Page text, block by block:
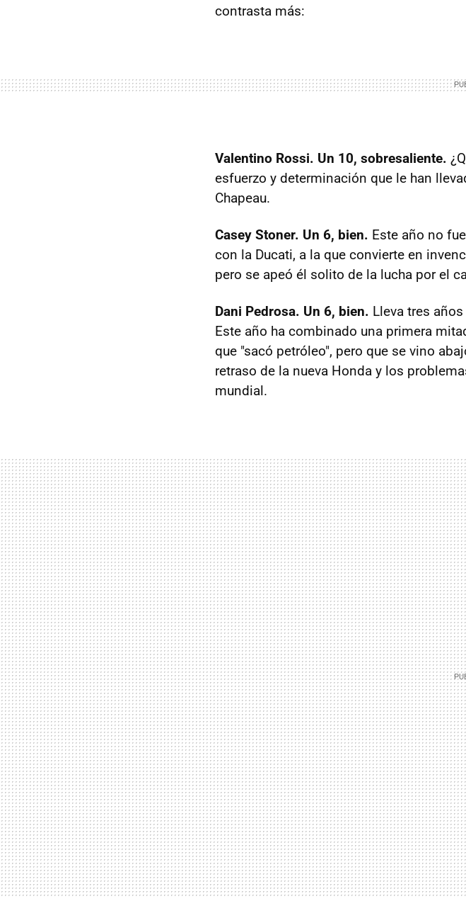
contrasta más:
Valentino Rossi. Un 10, sobresaliente.
esfuerzo y determinación que le han
Chapeau.
Casey Stoner. Un 6, bien. Este año no
con la Ducati, a la que convierte en
pero se apeó él solito de la lucha por el
Dani Pedrosa. Un 6, bien. Lleva tres
Este año ha combinado una primera
que "sacó petróleo", pero que se vino
retraso de la nueva Honda y los
mundial.